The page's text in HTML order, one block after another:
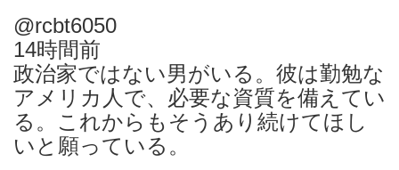
@rcbt6050
14時間前
政治家ではない男がいる。彼は勤勉な
アメリカ人で、必要な資質を備えてい
る。これからもそうあり続けてほし
いと願っている。